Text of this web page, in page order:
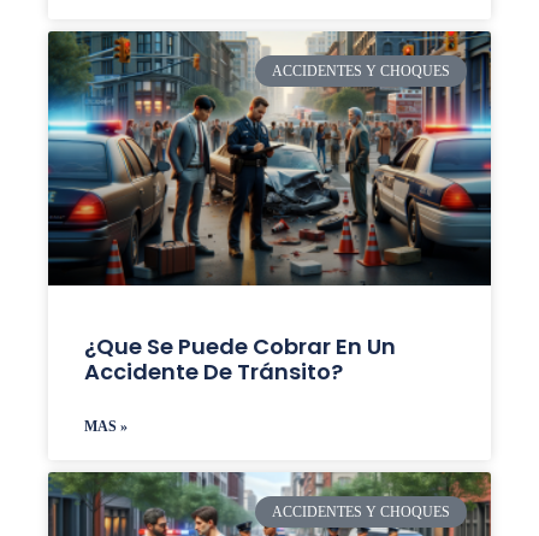
ACCIDENTES Y CHOQUES
¿Que Se Puede Cobrar En Un
Accidente De Tránsito?
MAS »
ACCIDENTES Y CHOQUES